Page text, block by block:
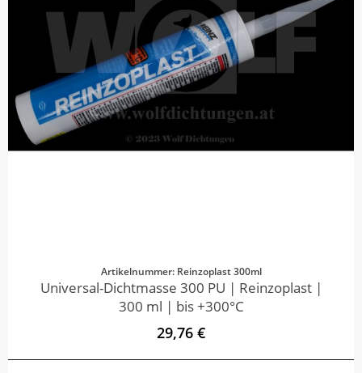
Artikelnummer: Reinzoplast 300ml
Universal-Dichtmasse 300 PU | Reinzoplast |
300 ml | bis +300°C
29,76 €